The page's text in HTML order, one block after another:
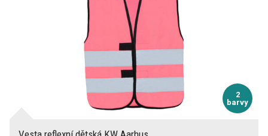
2
barvy